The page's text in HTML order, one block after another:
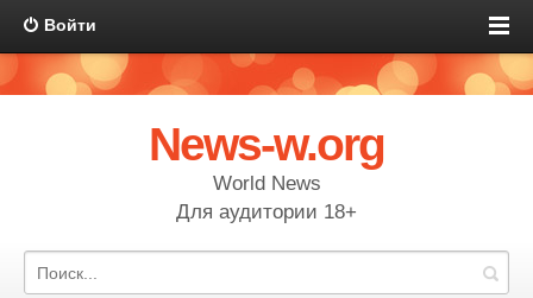
Войти
News-w.org
World News
Для аудитории 18+